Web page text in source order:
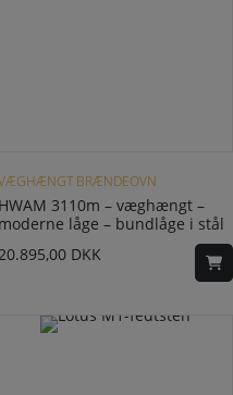
BRÆNDEOVN
HWAM 3110m – væghængt –
moderne låge – bundlåge i stål
20.895,00 DKK